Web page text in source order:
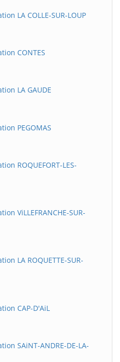
LA COLLE-SUR-LOUP
CONTES
LA GAUDE
PEGOMAS
ROQUEFORT-LES-
ViLLEFRANCHE-SUR-
LA ROQUETTE-SUR-
CAP-D'AiL
SAiNT-ANDRE-DE-LA-